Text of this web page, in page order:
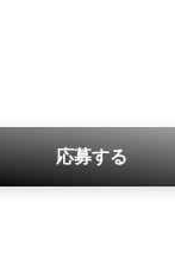
応募する